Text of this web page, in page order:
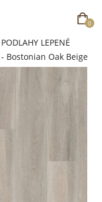
0
LEPENÉ
Bostonian Oak Beige